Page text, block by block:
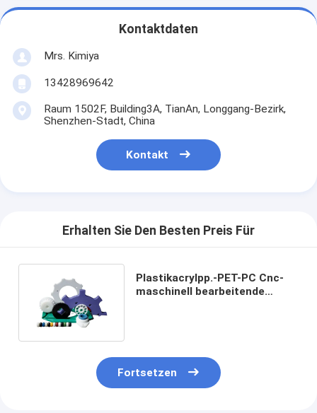
Kontaktdaten
Mrs. Kimiya
13428969642
Raum 1502F, Building3A, TianAn, Longgang-Bezirk,
Shenzhen-Stadt, China
Kontakt
Erhalten Sie Den Besten Preis Für
Plastikacrylpp.-PET-PC Cnc-
maschinell bearbeitende
Fortsetzen